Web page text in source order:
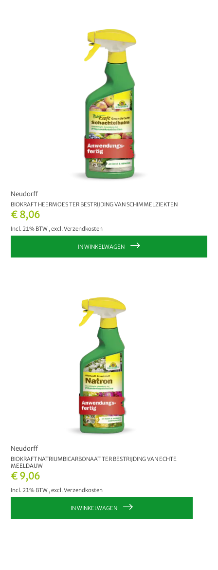
€ 8,06
Incl. 21% BTW ,excl.Verzendkosten
Neudorff
BIOKRAFT HEERMOES TER BESTRIJDING VAN SCHIMMELZIEKTEN
IN WINKELWAGEN
€ 9,06
Incl. 21% BTW ,excl.Verzendkosten
Neudorff
BIOKRAFT NATRIUMBICARBONAAT TER BESTRIJDING VAN ECHTE
MEELDAUW
IN WINKELWAGEN